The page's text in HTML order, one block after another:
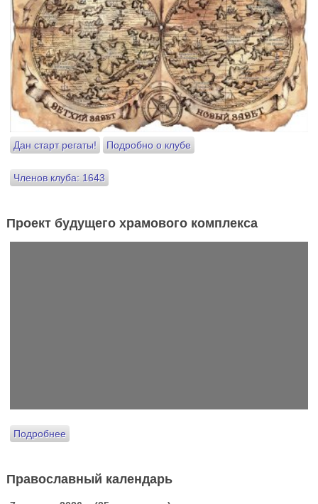
Дан старт регаты! Подробно о клубе
Членов клуба: 1643
Проект будущего храмового комплекса
Подробнее
Православный календарь